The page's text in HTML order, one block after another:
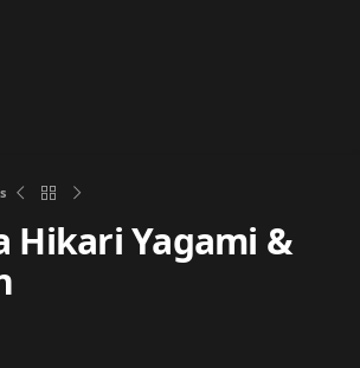
Hikari Yagami &